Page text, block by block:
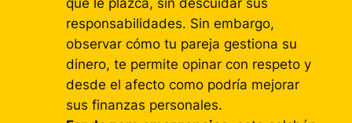
que le plazca, sin descuidar sus
responsabilidades. Sin embargo,
observar cómo tu pareja gestiona su
dinero, te permite opinar con respeto y
desde el afecto como podría mejorar
sus finanzas personales.